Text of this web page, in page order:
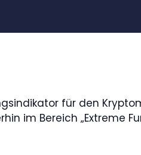
für den
im Bereich „Extreme